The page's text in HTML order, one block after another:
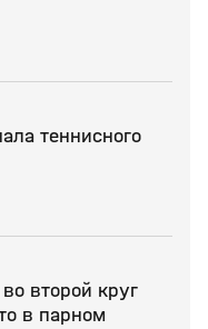
теннисного
второй круг
в парном